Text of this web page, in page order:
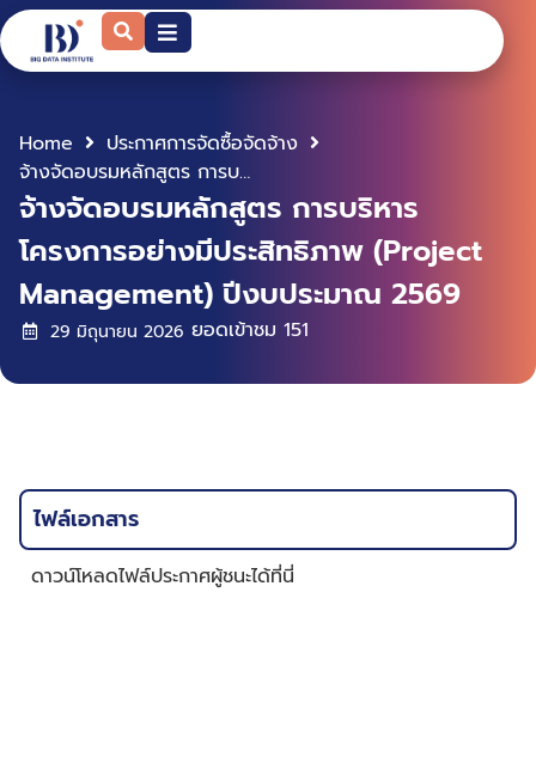
Home
ประกาศการจัดซื้อจัดจ้าง
จ้างจัดอบรมหลักสูตร การบริหารโครงการอย่างมีประสิทธิภาพ (Project Management) ปีงบประมาณ 2569
จ้างจัดอบรมหลักสูตร การบริหาร
โครงการอย่างมีประสิทธิภาพ (Project
Management) ปีงบประมาณ 2569
29 มิถุนายน 2026 ยอดเข้าชม 151
ไฟล์เอกสาร
ดาวน์โหลดไฟล์ประกาศผู้ชนะได้ที่นี่